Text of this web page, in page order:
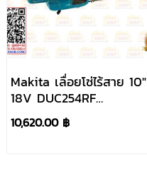
Makita เลื่อยโซ่ไร้สาย 10"
18V DUC254RF
แบต3.0Ah+แท่นชาร์จ BL
#NT
10,620.00 ฿